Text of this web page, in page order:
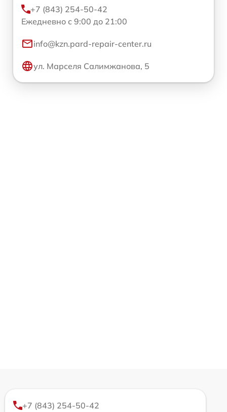
+7 (843) 254-50-42
Ежедневно с 9:00 до 21:00
info@kzn.pard-repair-center.ru
ул. Марселя Салимжанова, 5
+7 (843) 254-50-42